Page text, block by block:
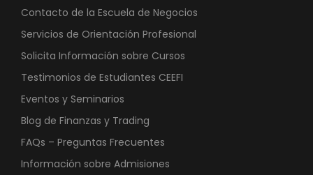
Contacto de la Escuela de Negocios
Servicios de Orientación Profesional
Solicita Información sobre Cursos
Testimonios de Estudiantes CEEFI
Eventos y Seminarios
Blog de Finanzas y Trading
FAQs – Preguntas Frecuentes
Información sobre Admisiones